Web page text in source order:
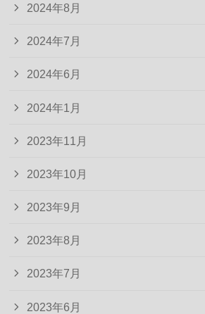
2024年8月
2024年7月
2024年6月
2024年1月
2023年11月
2023年10月
2023年9月
2023年8月
2023年7月
2023年6月